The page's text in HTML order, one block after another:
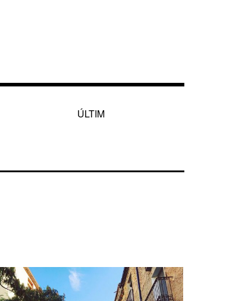
ÚLTIM